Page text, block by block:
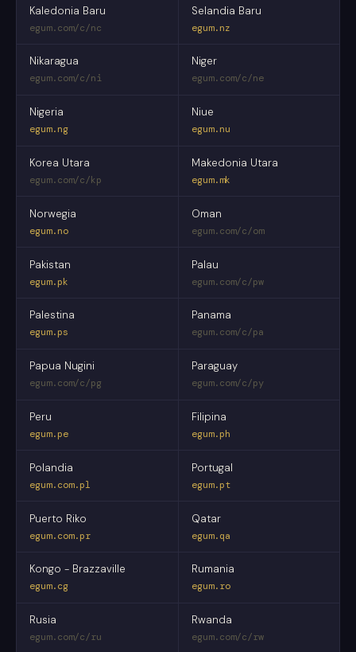
Kaledonia Baru
egum.com/c/nc
Selandia Baru
egum.nz
Nikaragua
egum.com/c/ni
Niger
egum.com/c/ne
Nigeria
egum.ng
Niue
egum.nu
Korea Utara
egum.com/c/kp
Makedonia Utara
egum.mk
Norwegia
egum.no
Oman
egum.com/c/om
Pakistan
egum.pk
Palau
egum.com/c/pw
Palestina
egum.ps
Panama
egum.com/c/pa
Papua Nugini
egum.com/c/pg
Paraguay
egum.com/c/py
Peru
egum.pe
Filipina
egum.ph
Polandia
egum.com.pl
Portugal
egum.pt
Puerto Riko
egum.com.pr
Qatar
egum.qa
Kongo - Brazzaville
egum.cg
Rumania
egum.ro
Rusia
egum.com/c/ru
Rwanda
egum.com/c/rw